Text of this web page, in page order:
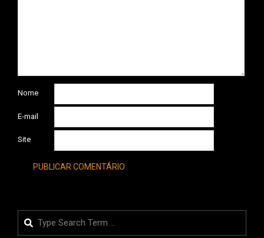
Nome
E-mail
Site
Search